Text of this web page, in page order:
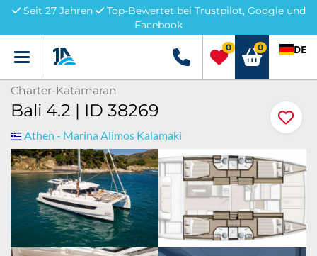
Seit 27 Jahren
Top-Bewertet bei Trustpilot, Google und
Facebook
Menü +49 5741 3222690
0 0 DE
Charter-Katamaran
Bali 4.2 | ID 38269
Athen - Marina Alimos Kalamaki